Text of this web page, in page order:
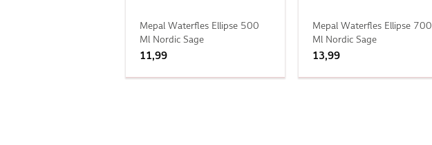
Mepal Waterfles Ellipse 500
Ml Nordic Sage
11,99
Mepal Waterfles Ellipse 700
Ml Nordic Sage
13,99